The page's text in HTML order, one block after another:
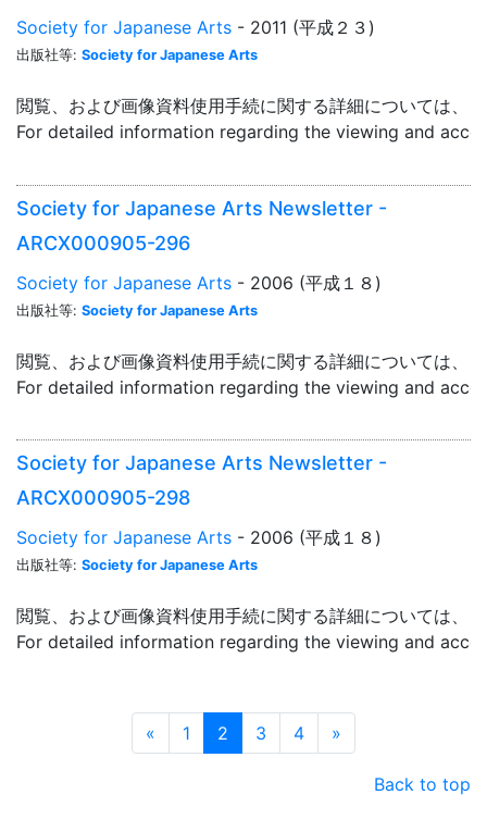
Society for Japanese Arts - 2011 (平成２３)
出版社等: Society for Japanese Arts
閲覧、および画像資料使用手続に関する詳細については、「
For detailed information regarding the viewing and
Society for Japanese Arts Newsletter -
ARCX000905-296
Society for Japanese Arts - 2006 (平成１８)
出版社等: Society for Japanese Arts
閲覧、および画像資料使用手続に関する詳細については、「
For detailed information regarding the viewing and
Society for Japanese Arts Newsletter -
ARCX000905-298
Society for Japanese Arts - 2006 (平成１８)
出版社等: Society for Japanese Arts
閲覧、および画像資料使用手続に関する詳細については、「
For detailed information regarding the viewing and
« Prev
1 2 3 4 Next
»
Back to top